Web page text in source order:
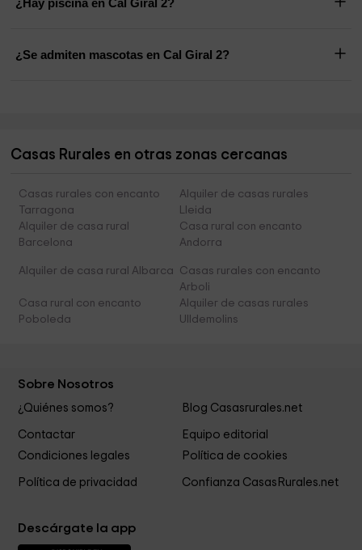
¿Hay piscina en Cal Giral 2?
¿Se admiten mascotas en Cal Giral 2?
Casas Rurales en otras zonas cercanas
Casas rurales con encanto
Tarragona
Alquiler de casas rurales
Lleida
Alquiler de casa rural
Barcelona
Casa rural con encanto
Andorra
Alquiler de casa rural Albarca
Casas rurales con encanto
Arboli
Casa rural con encanto
Poboleda
Alquiler de casas rurales
Ulldemolins
Sobre Nosotros
¿Quiénes somos? Blog Casasrurales.net
Contactar
Equipo editorial
Condiciones legales
Política de cookies
Política de privacidad Confianza CasasRurales.net
Descárgate la app